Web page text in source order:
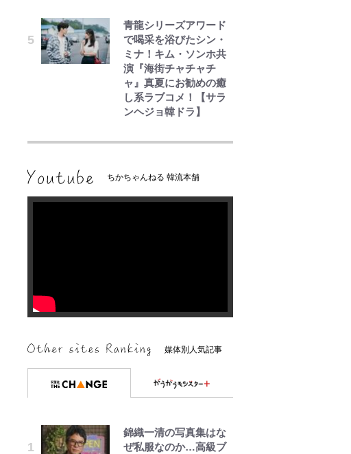
青龍シリーズアワード
で喝采を浴びたシン・
ミナ！キム・ソンホ共
演『海街チャチャチ
ャ』真夏にお勧めの癒
し系ラブコメ！【サラ
ンヘジョ韓ドラ】
ちかちゃんねる 韓流本舗
媒体別人気記事
錦織一清の写真集はな
ぜ私服なのか…高級ブ